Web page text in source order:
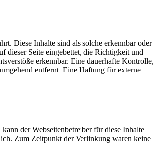
Diese Inhalte sind als solche erkennbar oder
dieser Seite eingebettet, die Richtigkeit und
erkennbar. Eine dauerhafte Kontrolle,
entfernt. Eine Haftung für externe
der Webseitenbetreiber für diese Inhalte
Zum Zeitpunkt der Verlinkung waren keine